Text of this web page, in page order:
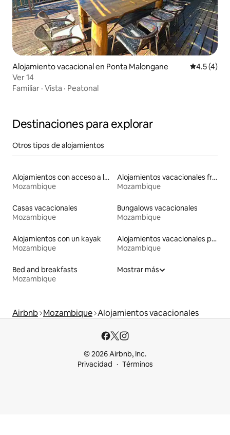
Alojamiento vacacional en Ponta Malongane
4.5 (4)
Ver 14
Familiar · Vista · Peatonal
Destinaciones para explorar
Otros tipos de alojamientos
Alojamientos con acceso a la playa
Mozambique
Alojamientos vacacionales frente a la playa
Mozambique
Casas vacacionales
Mozambique
Bungalows vacacionales
Mozambique
Alojamientos con un kayak
Mozambique
Alojamientos vacacionales para familias
Mozambique
Bed and breakfasts
Mozambique
Mostrar más
Airbnb Mozambique Alojamientos vacacionales
© 2026 Airbnb, Inc.
Privacidad
Términos